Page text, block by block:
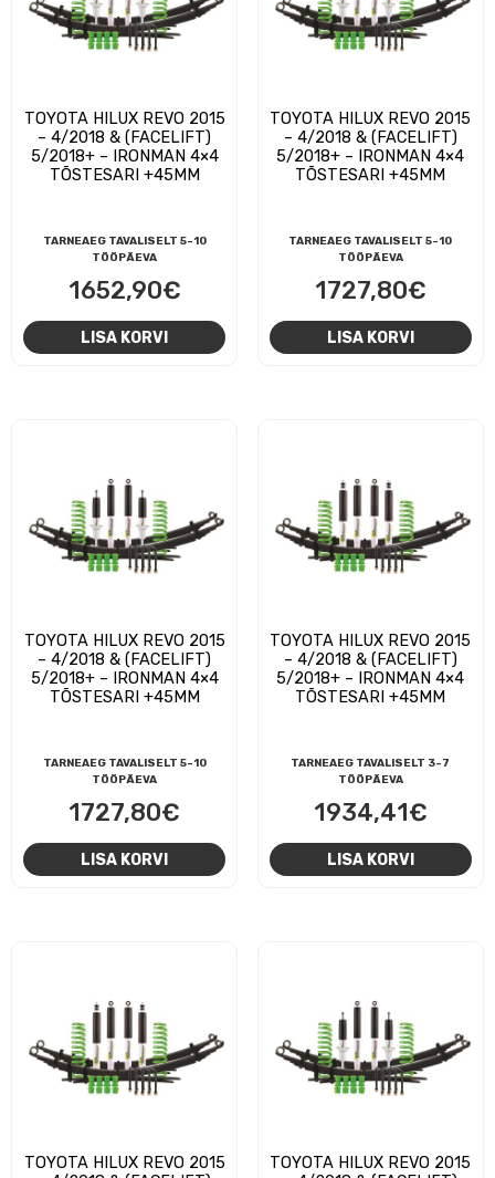
TOYOTA HILUX REVO 2015
– 4/2018 & (FACELIFT)
5/2018+ – IRONMAN 4×4
TÕSTESARI +45MM
TARNEAEG TAVALISELT 5-10
TÖÖPÄEVA
1652,90€
LISA KORVI
TOYOTA HILUX REVO 2015
– 4/2018 & (FACELIFT)
5/2018+ – IRONMAN 4×4
TÕSTESARI +45MM
TARNEAEG TAVALISELT 5-10
TÖÖPÄEVA
1727,80€
LISA KORVI
TOYOTA HILUX REVO 2015
– 4/2018 & (FACELIFT)
5/2018+ – IRONMAN 4×4
TÕSTESARI +45MM
TARNEAEG TAVALISELT 5-10
TÖÖPÄEVA
1727,80€
LISA KORVI
TOYOTA HILUX REVO 2015
– 4/2018 & (FACELIFT)
5/2018+ – IRONMAN 4×4
TÕSTESARI +45MM
TARNEAEG TAVALISELT 3-7
TÖÖPÄEVA
1934,41€
LISA KORVI
TOYOTA HILUX REVO 2015
TOYOTA HILUX REVO 2015